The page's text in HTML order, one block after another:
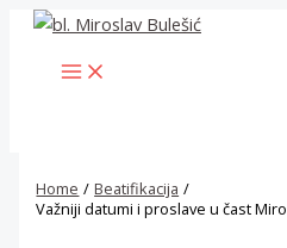
Skip
content
MAIN
MENU
Home
Beatifikacija
Važniji datumi i proslave u čast